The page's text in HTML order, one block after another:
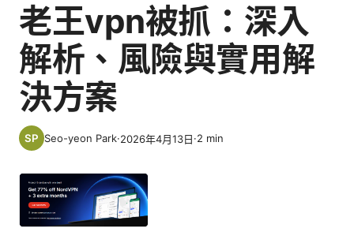
老王vpn被抓：深入
解析、風險與實用解
決方案
Seo-yeon Park·2026年4月13日·2 min